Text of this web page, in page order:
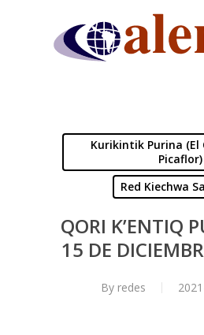
Kurikintik Purina (El
Picaflor)
Red Kiechwa
QORI K’ENTIQ
15 DE
By redes